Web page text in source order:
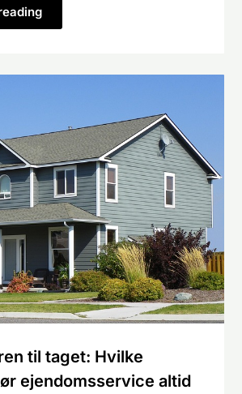
til taget: Hvilke
ejendomsservice altid